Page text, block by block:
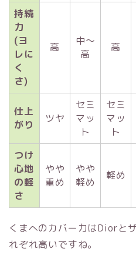
持続
力
(ヨ
レに
く
さ)
高
中〜
高
高
仕上
がり
ツヤ
セミ
マッ
ト
セミ
マッ
ト
つけ
心地
の軽
さ
やや
重め
やや
軽め
軽め
くまへのカバー力はDiorと
れぞれ高いですね。